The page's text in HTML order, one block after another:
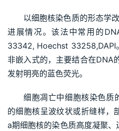
以细胞核染色质的形态学
进展情况。该法中常用的
33342, Hoechst 33258,DAPI
非嵌入式的，主要结合在DNA
发射明亮的蓝色荧光。
细胞凋亡中细胞核染色质
的细胞核呈波纹状或折缝样，
a期细胞核的染色质高度凝聚